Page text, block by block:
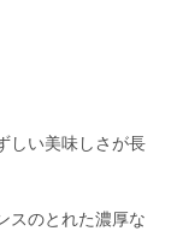
しい美味しさが長
スのとれた濃厚な